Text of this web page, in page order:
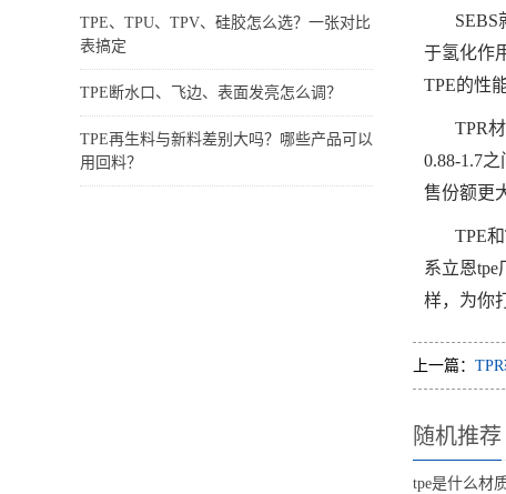
TPE、TPU、TPV、硅胶怎么选？一张对比
表搞定
TPE断水口、飞边、表面发亮怎么调？
TPE再生料与新料差别大吗？哪些产品可以
用回料？
于氢化作
TPE的性
TPR
0.88-1.7
售份额更
TPE
系立恩
样，为你
上一篇：
随机推荐
tpe是什么材